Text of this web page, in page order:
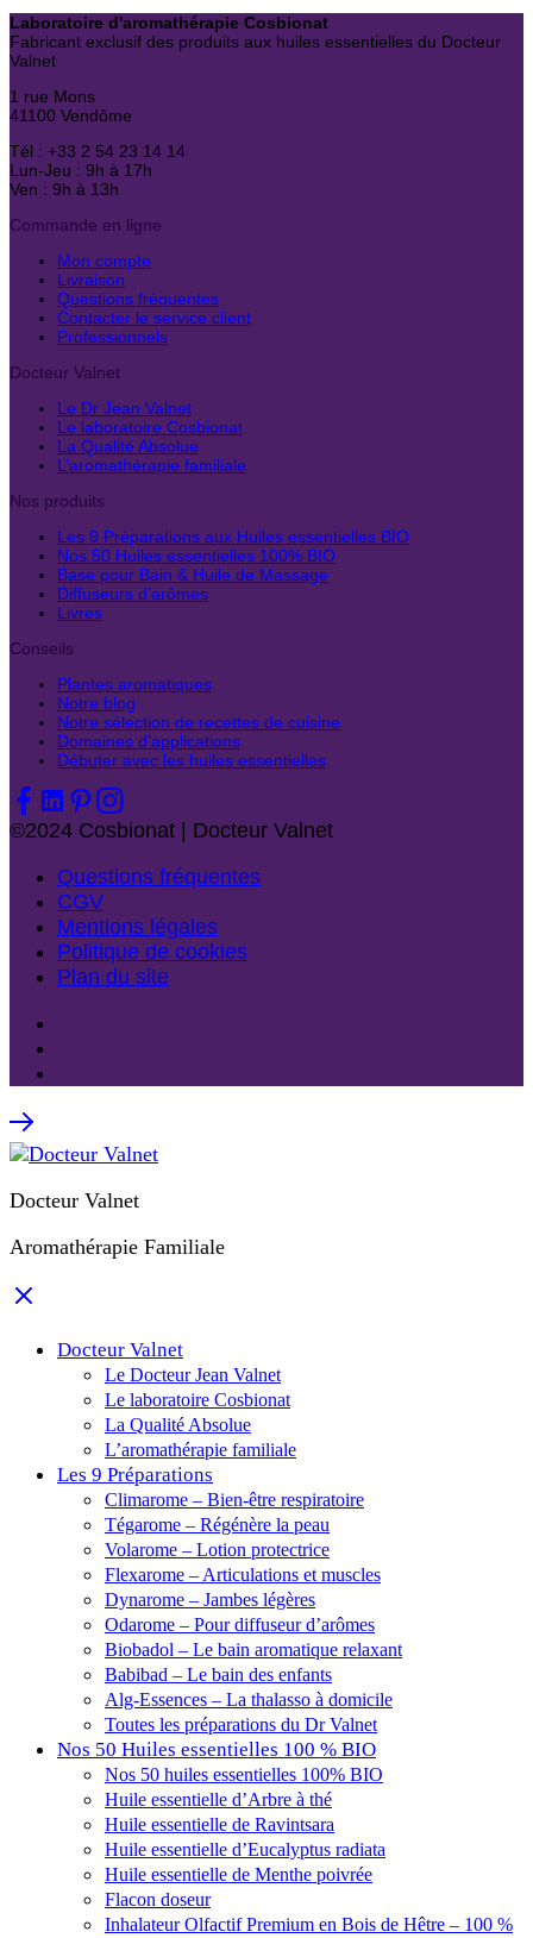
Laboratoire d'aromathérapie Cosbionat
Fabricant exclusif des produits aux huiles essentielles du Docteur
Valnet
1 rue Mons
41100 Vendôme
Tél : +33 2 54 23 14 14
Lun-Jeu : 9h à 17h
Ven : 9h à 13h
Commande en ligne
Mon compte
Livraison
Questions fréquentes
Contacter le service client
Professionnels
Docteur Valnet
Le Dr Jean Valnet
Le laboratoire Cosbionat
La Qualité Absolue
L’aromathérapie familiale
Nos produits
Les 9 Préparations aux Huiles essentielles BIO
Nos 50 Huiles essentielles 100% BIO
Base pour Bain & Huile de Massage
Diffuseurs d’arômes
Livres
Conseils
Plantes aromatiques
Notre blog
Notre sélection de recettes de cuisine
Domaines d’applications
Débuter avec les huiles essentielles
©2024 Cosbionat | Docteur Valnet
Questions fréquentes
CGV
Mentions légales
Politique de cookies
Plan du site
Docteur Valnet
Aromathérapie Familiale
Docteur Valnet
Le Docteur Jean Valnet
Le laboratoire Cosbionat
La Qualité Absolue
L’aromathérapie familiale
Les 9 Préparations
Climarome – Bien-être respiratoire
Tégarome – Régénère la peau
Volarome – Lotion protectrice
Flexarome – Articulations et muscles
Dynarome – Jambes légères
Odarome – Pour diffuseur d’arômes
Biobadol – Le bain aromatique relaxant
Babibad – Le bain des enfants
Alg-Essences – La thalasso à domicile
Toutes les préparations du Dr Valnet
Nos 50 Huiles essentielles 100 % BIO
Nos 50 huiles essentielles 100% BIO
Huile essentielle d’Arbre à thé
Huile essentielle de Ravintsara
Huile essentielle d’Eucalyptus radiata
Huile essentielle de Menthe poivrée
Flacon doseur
Inhalateur Olfactif Premium en Bois de Hêtre – 100 %